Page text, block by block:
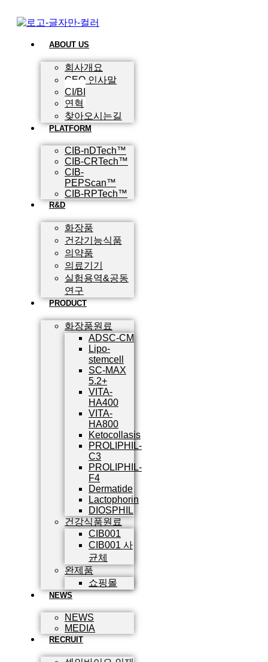
ABOUT US
회사개요
CEO 인사말
CI/BI
연혁
찾아오시는길
PLATFORM
CIB-nDTech™
CIB-CRTech™
CIB-
PEPScan™
CIB-RPTech™
R&D
화장품
건강기능식품
의약품
의료기기
실험용역&공동
연구
PRODUCT
화장품원료
ADSC-CM
Lipo-
stemcell
SC-MAX
5.2+
VITA-
HA400
VITA-
HA800
Ketocollasis
PROLIPHIL-
C3
PROLIPHIL-
F4
Dermatide
Lactophorin
DIOSPHIL
건강식품원료
CIB001
CIB001 사
균체
완제품
쇼핑몰
NEWS
NEWS
MEDIA
RECRUIT